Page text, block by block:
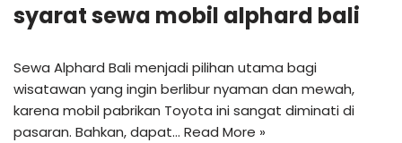
syarat sewa mobil alphard bali
Sewa Alphard Bali menjadi pilihan utama bagi
wisatawan yang ingin berlibur nyaman dan mewah,
karena mobil pabrikan Toyota ini sangat diminati di
pasaran. Bahkan, dapat… Read More »